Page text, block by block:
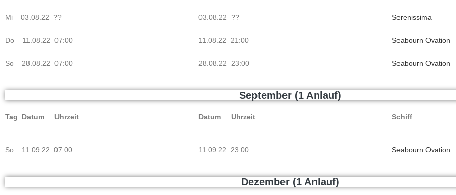
Mi 03.08.22 ??
Do 11.08.22 07:00
So 28.08.22 07:00
03.08.22 ??
11.08.22 21:00
28.08.22 23:00
Serenissima
Seabourn Ovation
Seabourn Ovation
September (1 Anlauf)
Tag Datum Uhrzeit Datum Uhrzeit Schiff
So 11.09.22 07:00 11.09.22 23:00 Seabourn Ovation
Dezember (1 Anlauf)